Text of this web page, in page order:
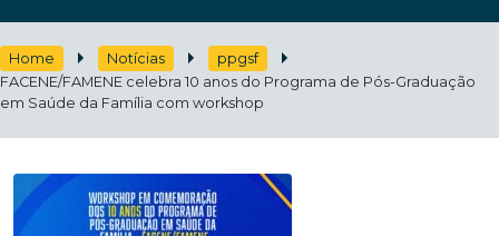
Home Notícias
ppgsf
FACENE/FAMENE celebra 10 anos do Programa de Pós-Graduação
em Saúde da Família com workshop